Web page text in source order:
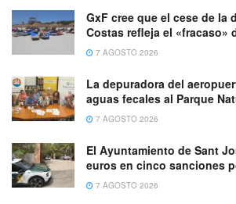
GxF cree que el cese de la
Costas refleja el «fracaso»
7 AGOSTO 2026
La depuradora del
aguas fecales al Parque
7 AGOSTO 2026
El Ayuntamiento de Sant
euros en cinco sanciones
7 AGOSTO 2026